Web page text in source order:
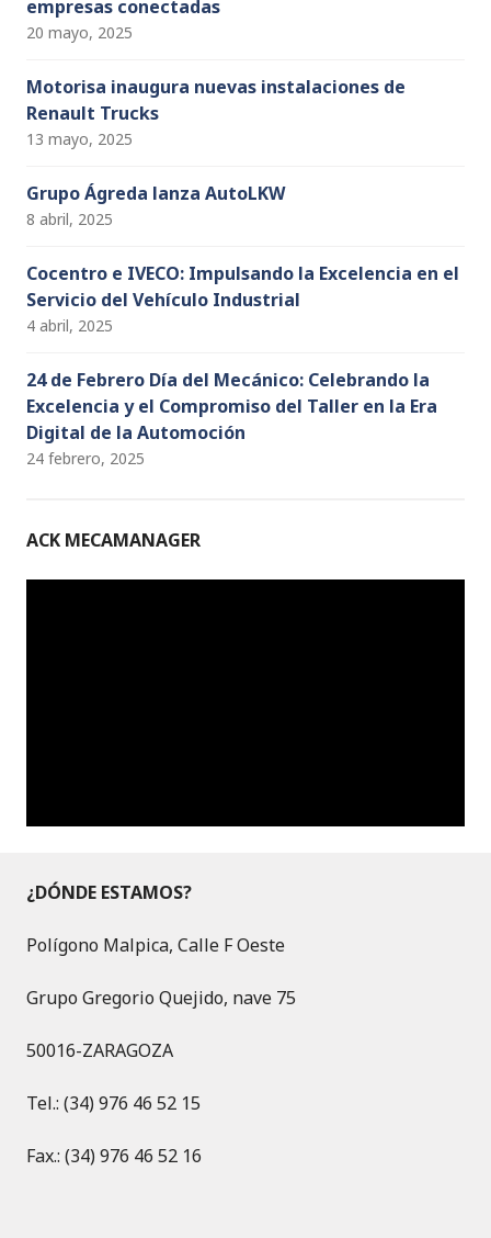
empresas conectadas
20 mayo, 2025
Motorisa inaugura nuevas instalaciones de
Renault Trucks
13 mayo, 2025
Grupo Ágreda lanza AutoLKW
8 abril, 2025
Cocentro e IVECO: Impulsando la Excelencia en el
Servicio del Vehículo Industrial
4 abril, 2025
24 de Febrero Día del Mecánico: Celebrando la
Excelencia y el Compromiso del Taller en la Era
Digital de la Automoción
24 febrero, 2025
ACK MECAMANAGER
¿DÓNDE ESTAMOS?
Polígono Malpica, Calle F Oeste
Grupo Gregorio Quejido, nave 75
50016-ZARAGOZA
Tel.: (34) 976 46 52 15
Fax.: (34) 976 46 52 16